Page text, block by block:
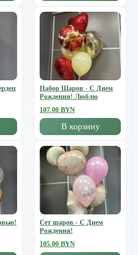
Набор Шаров - С Днем
Рождения! Люблю
107.00 BYN
В корзину
Сет шаров - С Днем
Рождения!
105.00 BYN